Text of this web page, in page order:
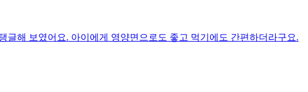
해 보였어요. 아이에게 영양면으로도 좋고 먹기에도 간편하더라구요.